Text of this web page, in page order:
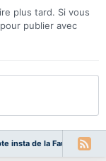
plus tard. Si vous
pour publier avec
insta de la Faucheuse -